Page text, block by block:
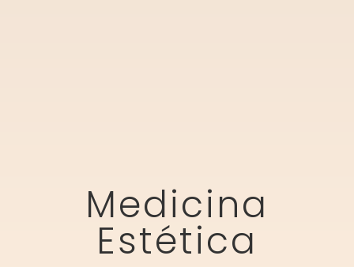
Medicina
Estética